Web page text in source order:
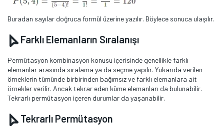
Buradan sayılar doğruca formül üzerine yazılır. Böylece sonuca ulaşılır.
Farklı Elemanların Sıralanışı
Permütasyon kombinasyon konusu içerisinde genellikle farklı
elemanlar arasında sıralama ya da seçme yapılır. Yukarıda verilen
örneklerin tümünde birbirinden bağımsız ve farklı elemanlara ait
örnekler verilir. Ancak tekrar eden küme elemanları da bulunabilir.
Tekrarlı permütasyon içeren durumlar da yaşanabilir.
Tekrarlı Permütasyon